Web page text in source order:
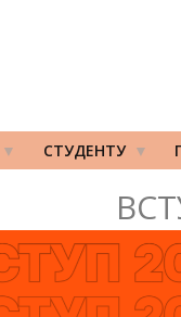
СТУДЕНТУ